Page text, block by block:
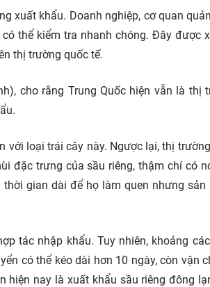
xuất khẩu. Doanh nghiệp, cơ quan
thể kiểm tra nhanh chóng. Đây được
thị trường quốc tế.
cho rằng Trung Quốc hiện vẫn là thị
với loại trái cây này. Ngược lại, thị
đặc trưng của sầu riêng, thậm chí có
gian dài để họ làm quen nhưng sản
tác nhập khẩu. Tuy nhiên, khoảng
có thể kéo dài hơn 10 ngày, còn vận
hiện nay là xuất khẩu sầu riêng đông